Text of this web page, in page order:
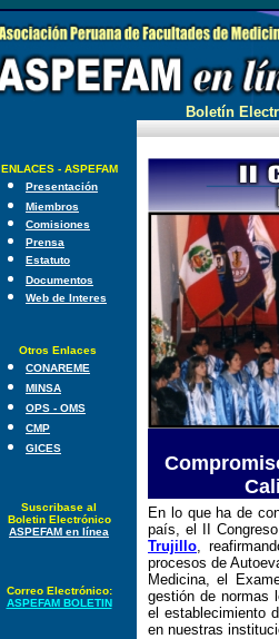
Boletín
ENLACES - ASPEFAM
Presentación
Miembros
Comisiones
Prensa
Estatuto
Documentos
Web de Interes
Otros Enlaces
CONAREME
MINSA
OPS - OMS
CMP
GICES
Suscribase al
Boletin Electrónico
ASPEFAM en línea
Correo Electrónico:
ASPEFAM BOLETIN
En lo que ha de
país, el II
Trujillo,
procesos de
Medicina, el
gestión de normas
el establecimiento
en nuestras